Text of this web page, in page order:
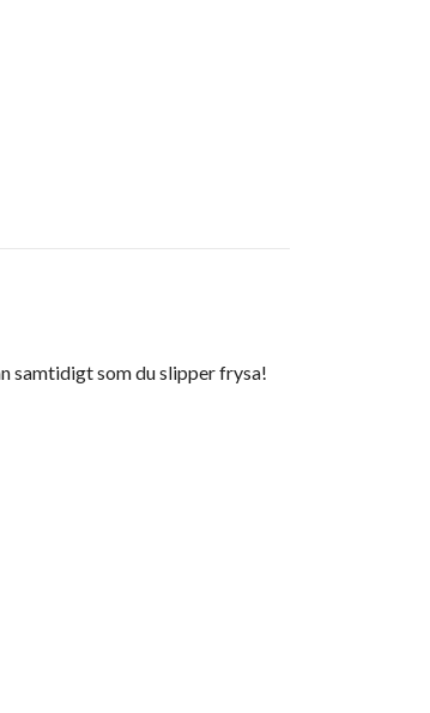
samtidigt som du slipper frysa!